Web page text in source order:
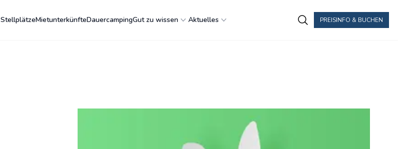
PREISINFO & BUCHEN
StellplätzeMietunterkünfteDauercampingGut zu wissen Aktuelles